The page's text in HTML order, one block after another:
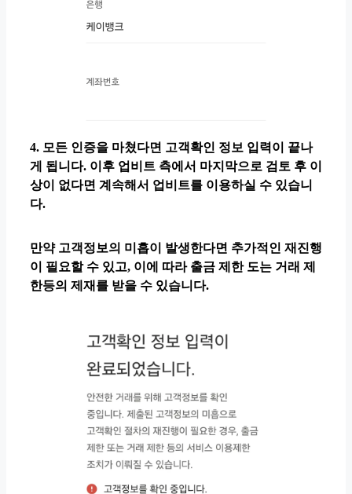
4. 모든 인증을 마쳤다면 고객확인 정보 입력이 끝나
게 됩니다. 이후 업비트 측에서 마지막으로 검토 후 이
상이 없다면 계속해서 업비트를 이용하실 수 있습니
다.
만약 고객정보의 미흡이 발생한다면 추가적인 재진행
이 필요할 수 있고, 이에 따라 출금 제한 도는 거래 제
한등의 제재를 받을 수 있습니다.